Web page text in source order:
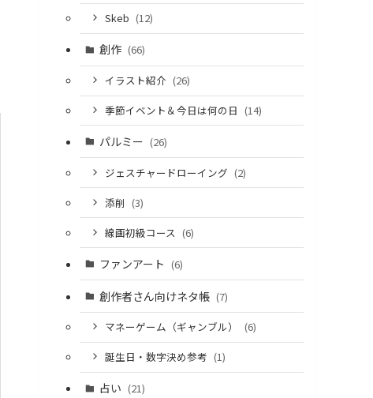
Skeb (12)
創作 (66)
イラスト紹介 (26)
季節イベント＆今日は何の日 (14)
パルミー (26)
ジェスチャードローイング (2)
添削 (3)
線画初級コース (6)
ファンアート (6)
創作者さん向けネタ帳 (7)
マネーゲーム（ギャンブル）
(6)
誕生日・数字決め参考 (1)
占い (21)